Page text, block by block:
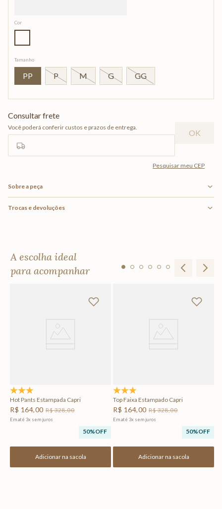
Cor
Tamanho
PP P M G GG
Sobre a peça
Trocas e devoluções
A escolha ideal
para acompanhar
Hot Pants Estampada Capri
R$ 164,00 R$328,00
Em até 3x sem juros
50%OFF
Adicionar na sacola
Top Faixa Estampado Capri
R$ 164,00 R$328,00
Em até 3x sem juros
50%OFF
Adicionar na sacola